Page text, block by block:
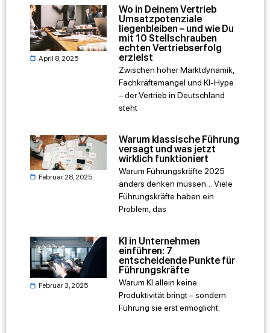
April 8, 2025
Wo in Deinem Vertrieb
Umsatzpotenziale
liegenbleiben – und wie Du
mit 10 Stellschrauben
echten Vertriebserfolg
erzielst
Zwischen hoher Marktdynamik,
Fachkräftemangel und KI-Hype
– der Vertrieb in Deutschland
steht
Februar 28, 2025
Warum klassische Führung
versagt und was jetzt
wirklich funktioniert
Warum Führungskräfte 2025
anders denken müssen… Viele
Führungskräfte haben ein
Problem, das
Februar 3, 2025
KI in Unternehmen
einführen: 7
entscheidende Punkte für
Führungskräfte
Warum KI allein keine
Produktivität bringt – sondern
Führung sie erst ermöglicht.